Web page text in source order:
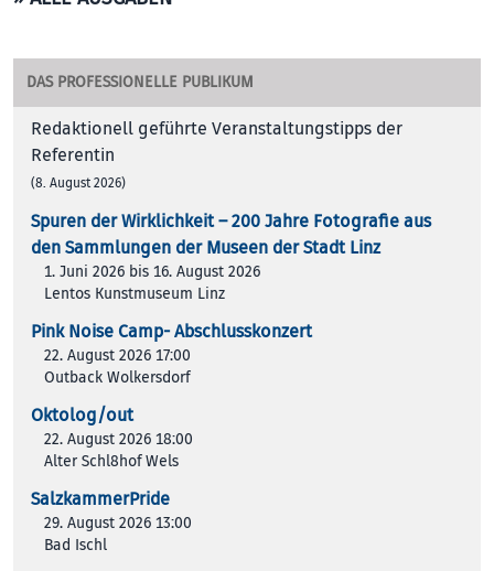
DAS PROFESSIONELLE PUBLIKUM
Redaktionell geführte Veranstaltungstipps der
Referentin
(8. August 2026)
Spuren der Wirklichkeit – 200 Jah­re Foto­gra­fie aus
den Samm­lun­gen der Muse­en der Stadt Linz
1. Juni 2026 bis 16. August 2026
Lentos Kunstmuseum Linz
Pink Noise Camp- Abschlusskonzert
22. August 2026 17:00
Outback Wolkersdorf
Oktolog/out
22. August 2026 18:00
Alter Schl8hof Wels
SalzkammerPride
29. August 2026 13:00
Bad Ischl